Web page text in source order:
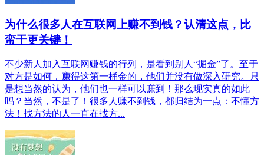
为什么很多人在互联网上赚不到钱？认清这点，比
蛮干更关键！
不少新人加入互联网赚钱的行列，是看到别人“掘金”了。至于
对方是如何，赚得这第一桶金的，他们并没有做深入研究。只
是想当然的认为，他们也一样可以赚到！那么现实真的如此
吗？当然，不是了！很多人赚不到钱，都归结为一点：不懂方
法！找方法的人一直在找方...